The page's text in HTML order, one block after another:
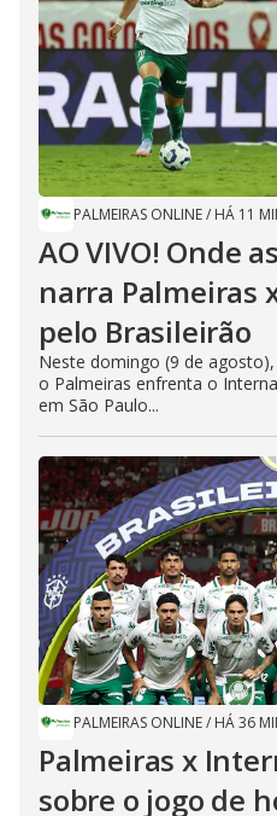
PALMEIRAS ONLINE/ HÁ 11
AO VIVO! Onde
narra Palmeiras
pelo Brasileirão
Neste domingo (9 de
o Palmeiras enfrenta o
em São Paulo...
PALMEIRAS ONLINE/ HÁ 36
Palmeiras x
sobre o jogo de